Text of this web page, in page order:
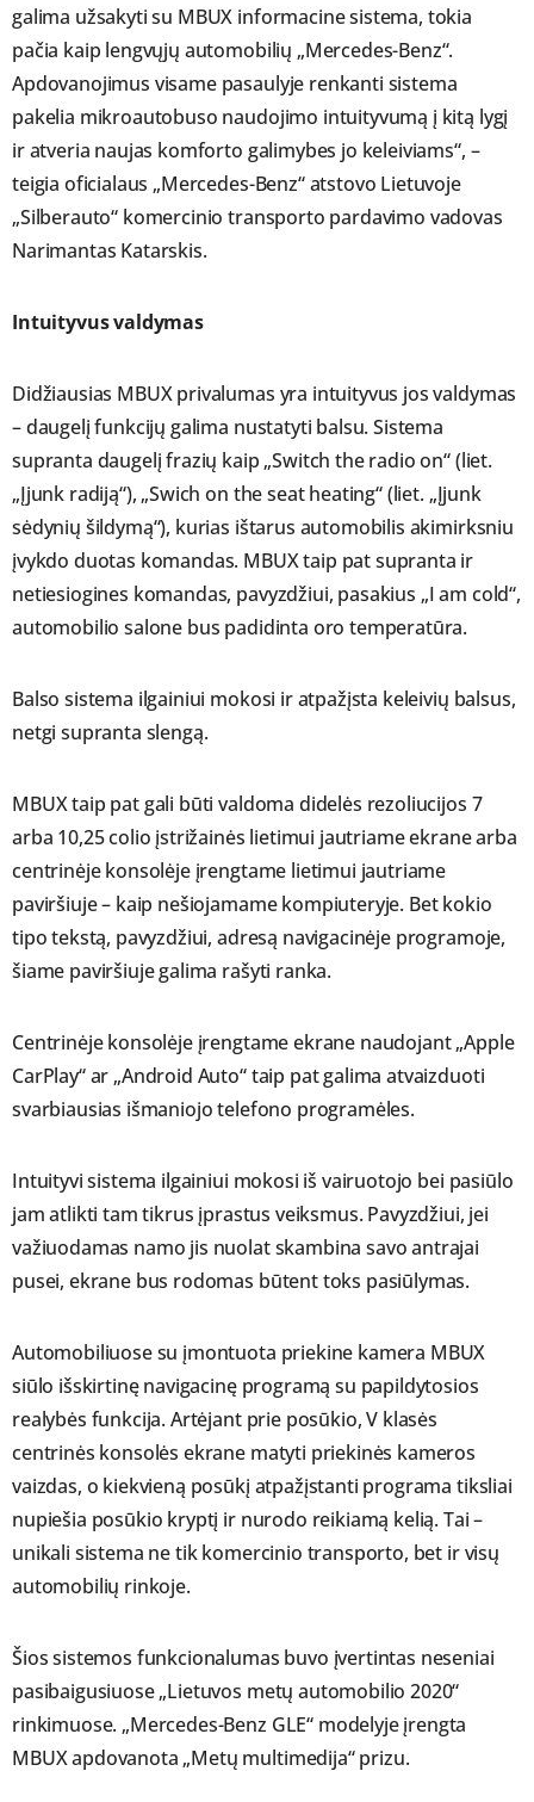
galima užsakyti su MBUX informacine sistema, tokia
pačia kaip lengvųjų automobilių „Mercedes-Benz“.
Apdovanojimus visame pasaulyje renkanti sistema
pakelia mikroautobuso naudojimo intuityvumą į kitą lygį
ir atveria naujas komforto galimybes jo keleiviams“, –
teigia oficialaus „Mercedes-Benz“ atstovo Lietuvoje
„Silberauto“ komercinio transporto pardavimo vadovas
Narimantas Katarskis.
Intuityvus valdymas
Didžiausias MBUX privalumas yra intuityvus jos valdymas
– daugelį funkcijų galima nustatyti balsu. Sistema
supranta daugelį frazių kaip „Switch the radio on“ (liet.
„Įjunk radiją“), „Swich on the seat heating“ (liet. „Įjunk
sėdynių šildymą“), kurias ištarus automobilis akimirksniu
įvykdo duotas komandas. MBUX taip pat supranta ir
netiesiogines komandas, pavyzdžiui, pasakius „I am cold“,
automobilio salone bus padidinta oro temperatūra.
Balso sistema ilgainiui mokosi ir atpažįsta keleivių balsus,
netgi supranta slengą.
MBUX taip pat gali būti valdoma didelės rezoliucijos 7
arba 10,25 colio įstrižainės lietimui jautriame ekrane arba
centrinėje konsolėje įrengtame lietimui jautriame
paviršiuje – kaip nešiojamame kompiuteryje. Bet kokio
tipo tekstą, pavyzdžiui, adresą navigacinėje programoje,
šiame paviršiuje galima rašyti ranka.
Centrinėje konsolėje įrengtame ekrane naudojant „Apple
CarPlay“ ar „Android Auto“ taip pat galima atvaizduoti
svarbiausias išmaniojo telefono programėles.
Intuityvi sistema ilgainiui mokosi iš vairuotojo bei pasiūlo
jam atlikti tam tikrus įprastus veiksmus. Pavyzdžiui, jei
važiuodamas namo jis nuolat skambina savo antrajai
pusei, ekrane bus rodomas būtent toks pasiūlymas.
Automobiliuose su įmontuota priekine kamera MBUX
siūlo išskirtinę navigacinę programą su papildytosios
realybės funkcija. Artėjant prie posūkio, V klasės
centrinės konsolės ekrane matyti priekinės kameros
vaizdas, o kiekvieną posūkį atpažįstanti programa tiksliai
nupiešia posūkio kryptį ir nurodo reikiamą kelią. Tai –
unikali sistema ne tik komercinio transporto, bet ir visų
automobilių rinkoje.
Šios sistemos funkcionalumas buvo įvertintas neseniai
pasibaigusiuose „Lietuvos metų automobilio 2020“
rinkimuose. „Mercedes-Benz GLE“ modelyje įrengta
MBUX apdovanota „Metų multimedija“ prizu.